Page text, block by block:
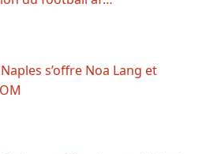
s’offre Noa Lang et